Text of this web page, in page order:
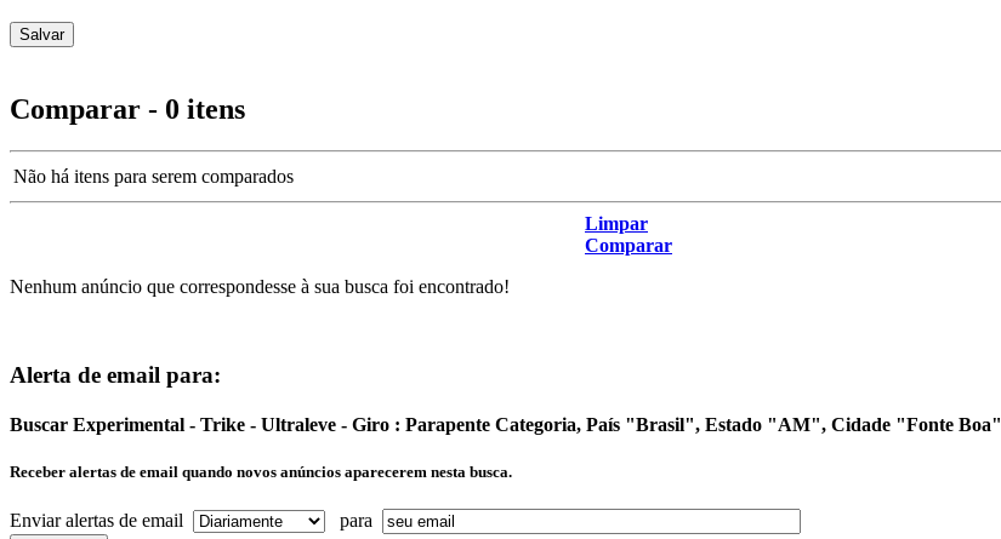
Comparar - 0 itens
Não há itens para serem comparados
Limpar
Comparar
Nenhum anúncio que correspondesse à sua busca foi encontrado!
Alerta de email para:
Buscar Experimental - Trike - Ultraleve - Giro : Parapente Categoria, País "Brasil", Estado "AM", Cidade "Fonte Boa"
Receber alertas de email quando novos anúncios aparecerem nesta busca.
Enviar alertas de email para